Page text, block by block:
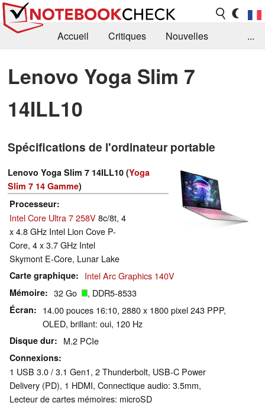
Accueil Critiques
Nouvelles
Recherche
Contact
...
Lenovo Yoga Slim 7
14ILL10
Spécifications de l'ordinateur portable
Lenovo Yoga Slim 7 14ILL10 (Yoga
Slim 7 14 Gamme)
Processeur
Intel Core Ultra 7 258V8c/8t, 4
x 4.8 GHz Intel Lion Cove P-
Core, 4 x 3.7 GHz Intel
Skymont E-Core, Lunar Lake
Carte graphique Intel Arc Graphics 140V
Mémoire 32 Go , DDR5-8533
Écran
14.00 pouces 16:10, 2880 x 1800 pixel 243 PPP,
OLED, brillant: oui, 120 Hz
Disque dur M.2 PCIe
Connexions
1 USB 3.0 / 3.1 Gen1, 2 Thunderbolt, USB-C Power
Delivery (PD), 1 HDMI, Connectique audio: 3.5mm,
Lecteur de cartes mémoires: microSD